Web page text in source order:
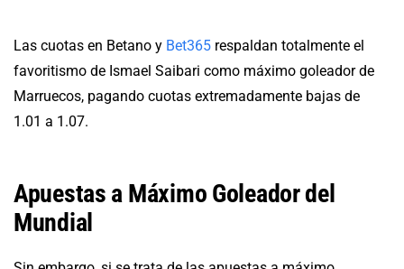
Las cuotas en Betano y Bet365 respaldan totalmente el
favoritismo de Ismael Saibari como máximo goleador de
Marruecos, pagando cuotas extremadamente bajas de
1.01 a 1.07.
Apuestas a Máximo Goleador del
Mundial